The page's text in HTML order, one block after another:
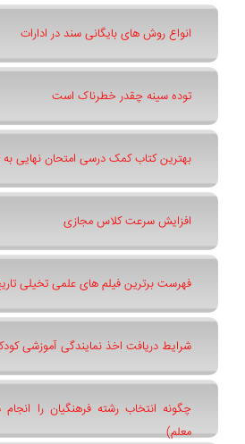
انواع روش های بایگانی سند در ادارات
توده سینه چقدر خطرناک است
بهترین کتاب کمک درسی امتحان نهایی
افزایش سرعت کلاس مجازی
فهرست برترین فیلم های علمی تخیلی
شرایط دریافت اخذ نمایندگی آموزشی
چگونه انتخاب رشته فرهنگیان را
معلم)